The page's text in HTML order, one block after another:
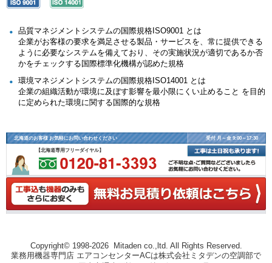
品質マネジメントシステムの国際規格ISO9001 とは
企業がお客様の要求を満足させる製品・サービスを、常に提供できる
ように必要なシステムを備えており、その実施状況が適切であるか否
かをチェックする国際標準化機構が認めた規格
環境マネジメントシステムの国際規格ISO14001 とは
企業の組織活動が環境に及ぼす影響を最小限にくい止めること を目的
に定められた環境に関する国際的な規格
北海道のお客様 お気軽にお問い合わせください 受付 月～金 9:00～17:30
【北海道専用フリーダイヤル】
Copyright© 1998-2026 Mitaden co.,ltd. All Rights Reserved.
業務用機器専門店 エアコンセンターACは株式会社ミタデンの空調部で